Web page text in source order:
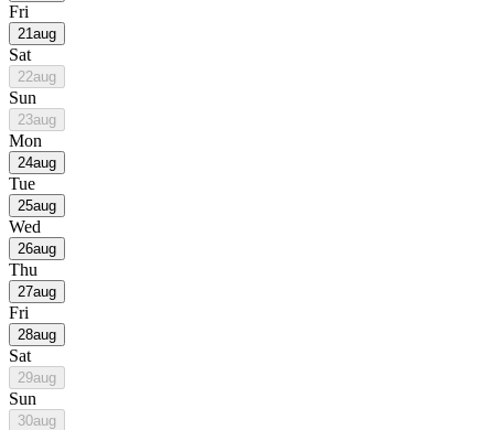
Fri
21aug
Sat
22aug
Sun
23aug
Mon
24aug
Tue
25aug
Wed
26aug
Thu
27aug
Fri
28aug
Sat
29aug
Sun
30aug